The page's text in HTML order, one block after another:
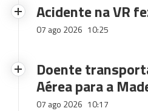
Acidente na VR
07 ago 2026 10:25
Doente
Aérea para a
07 ago 2026 10:17